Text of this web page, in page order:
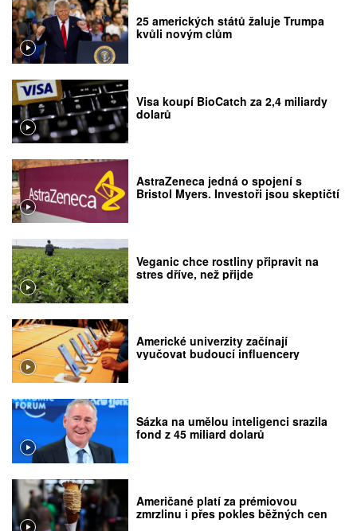
25 amerických států žaluje Trumpa
kvůli novým clům
Visa koupí BioCatch za 2,4 miliardy
dolarů
AstraZeneca jedná o spojení s
Bristol Myers. Investoři jsou skeptičtí
Veganic chce rostliny připravit na
stres dříve, než přijde
Americké univerzity začínají
vyučovat budoucí influencery
Sázka na umělou inteligenci srazila
fond z 45 miliard dolarů
Američané platí za prémiovou
zmrzlinu i přes pokles běžných cen